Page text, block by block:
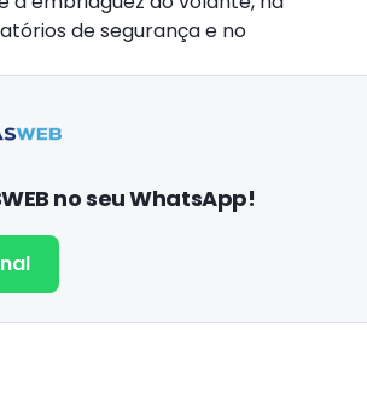
de segurança e no
no seu WhatsApp!